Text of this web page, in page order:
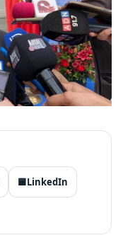
🟦LinkedIn